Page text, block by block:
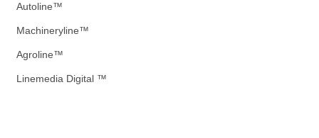
Autoline™
Machineryline™
Agroline™
Linemedia Digital ™